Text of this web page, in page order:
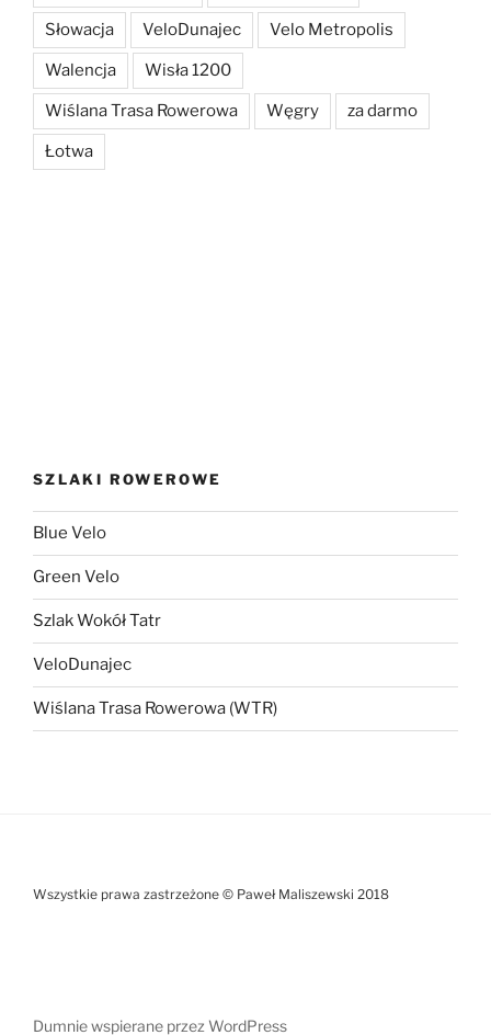
Słowacja VeloDunajec Velo Metropolis
Walencja Wisła 1200
Wiślana Trasa Rowerowa Węgry za darmo
Łotwa
SZLAKI ROWEROWE
Blue Velo
Green Velo
Szlak Wokół Tatr
VeloDunajec
Wiślana Trasa Rowerowa (WTR)
Wszystkie prawa zastrzeżone © Paweł Maliszewski 2018
Dumnie wspierane przez WordPress